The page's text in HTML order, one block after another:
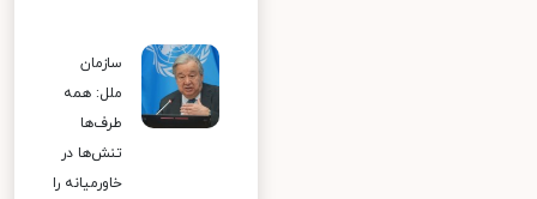
سازمان
ملل: همه
طرف‌ها
تنش‌ها در
خاورمیانه را